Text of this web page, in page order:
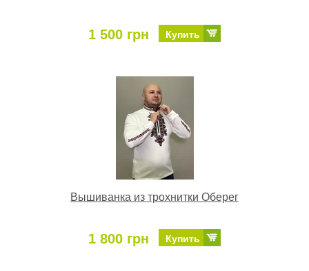
1 500 грн Купить
Вышиванка из трохнитки Оберег
1 800 грн Купить